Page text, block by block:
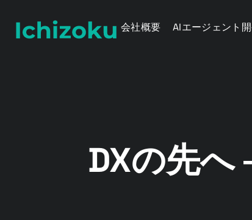
会社概要 AIエージェント
DXの先